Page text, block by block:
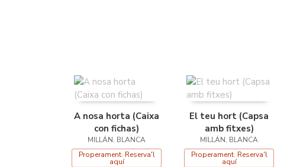
A nosa horta (Caixa
con fichas)
MILLÁN, BLANCA
Properament. Reserva'l
aquí
El teu hort (Capsa
amb fitxes)
MILLÁN, BLANCA
Properament. Reserva'l
aquí